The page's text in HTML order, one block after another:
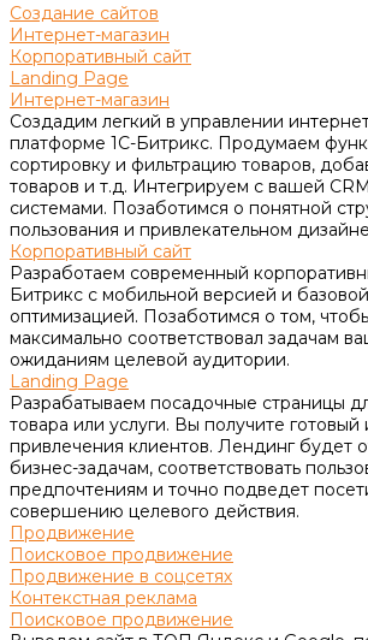
Создание сайтов
Интернет-магазин
Корпоративный сайт
Landing Page
Интернет-магазин
Создадим легкий в управлении
платформе 1С-Битрикс. Продумаем
сортировку и фильтрацию товаров,
товаров и т.д. Интегрируем с вашей
системами. Позаботимся о понятной
пользования и привлекательном
Корпоративный сайт
Разработаем современный
Битрикс с мобильной версией и
оптимизацией. Позаботимся о том,
максимально соответствовал задачам
ожиданиям целевой аудитории.
Landing Page
Разрабатываем посадочные страницы
товара или услуги. Вы получите готовый
привлечения клиентов. Лендинг будет
бизнес-задачам, соответствовать
предпочтениям и точно подведет
совершению целевого действия.
Продвижение
Поисковое продвижение
Продвижение в соцсетях
Контекстная реклама
Поисковое продвижение